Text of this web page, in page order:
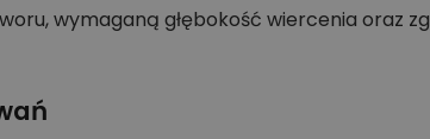
wymaganą głębokość wiercenia oraz